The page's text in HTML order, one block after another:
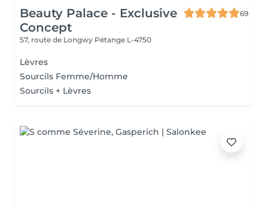
Beauty Palace - Exclusive
Concept
69
57, route de Longwy Pétange L-4750
Lèvres
Sourcils Femme/Homme
Sourcils + Lèvres